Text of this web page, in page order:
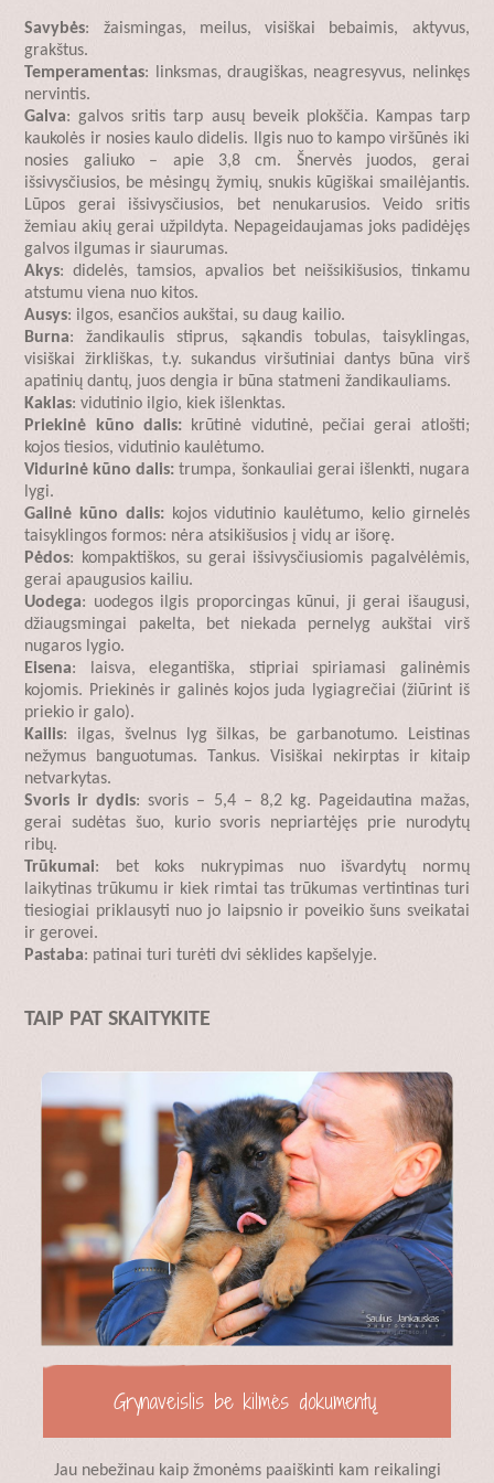
Savybės: žaismingas, meilus, visiškai bebaimis, aktyvus,
grakštus.
Temperamentas: linksmas, draugiškas, neagresyvus, nelinkęs
nervintis.
Galva: galvos sritis tarp ausų beveik plokščia. Kampas tarp
kaukolės ir nosies kaulo didelis. Ilgis nuo to kampo viršūnės iki
nosies galiuko – apie 3,8 cm. Šnervės juodos, gerai
išsivysčiusios, be mėsingų žymių, snukis kūgiškai smailėjantis.
Lūpos gerai išsivysčiusios, bet nenukarusios. Veido sritis
žemiau akių gerai užpildyta. Nepageidaujamas joks padidėjęs
galvos ilgumas ir siaurumas.
Akys: didelės, tamsios, apvalios bet neišsikišusios, tinkamu
atstumu viena nuo kitos.
Ausys: ilgos, esančios aukštai, su daug kailio.
Burna: žandikaulis stiprus, sąkandis tobulas, taisyklingas,
visiškai žirkliškas, t.y. sukandus viršutiniai dantys būna virš
apatinių dantų, juos dengia ir būna statmeni žandikauliams.
Kaklas: vidutinio ilgio, kiek išlenktas.
Priekinė kūno dalis: krūtinė vidutinė, pečiai gerai atlošti;
kojos tiesios, vidutinio kaulėtumo.
Vidurinė kūno dalis: trumpa, šonkauliai gerai išlenkti, nugara
lygi.
Galinė kūno dalis:kojos vidutinio kaulėtumo, kelio girnelės
taisyklingos formos: nėra atsikišusios į vidų ar išorę.
Pėdos: kompaktiškos, su gerai išsivysčiusiomis pagalvėlėmis,
gerai apaugusios kailiu.
Uodega: uodegos ilgis proporcingas kūnui, ji gerai išaugusi,
džiaugsmingai pakelta, bet niekada pernelyg aukštai virš
nugaros lygio.
Eisena: laisva, elegantiška, stipriai spiriamasi galinėmis
kojomis. Priekinės ir galinės kojos juda lygiagrečiai (žiūrint iš
priekio ir galo).
Kailis: ilgas, švelnus lyg šilkas, be garbanotumo. Leistinas
nežymus banguotumas. Tankus. Visiškai nekirptas ir kitaip
netvarkytas.
Svoris ir dydis: svoris – 5,4 – 8,2 kg. Pageidautina mažas,
gerai sudėtas šuo, kurio svoris nepriartėjęs prie nurodytų
ribų.
Trūkumai: bet koks nukrypimas nuo išvardytų normų
laikytinas trūkumu ir kiek rimtai tas trūkumas vertintinas turi
tiesiogiai priklausyti nuo jo laipsnio ir poveikio šuns sveikatai
ir gerovei.
Pastaba: patinai turi turėti dvi sėklides kapšelyje.
TAIP PAT SKAITYKITE
Grynaveislis be kilmės dokumentų
Jau nebežinau kaip žmonėms paaiškinti kam reikalingi